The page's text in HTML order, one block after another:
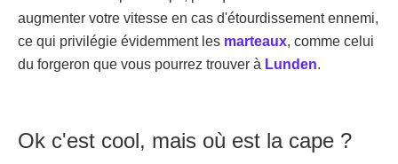
augmenter votre vitesse en cas d'étourdissement ennemi,
ce qui privilégie évidemment les marteaux, comme celui
du forgeron que vous pourrez trouver à Lunden.
Ok c'est cool, mais où est la cape ?